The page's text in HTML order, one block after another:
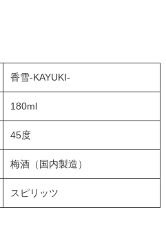
香雪-KAYUKI-
180ml
45度
梅酒（国内製造）
スピリッツ